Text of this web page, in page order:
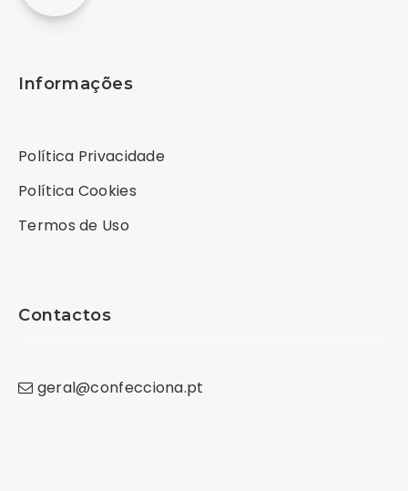
Informações
Política Privacidade
Política Cookies
Termos de Uso
Contactos
geral@confecciona.pt